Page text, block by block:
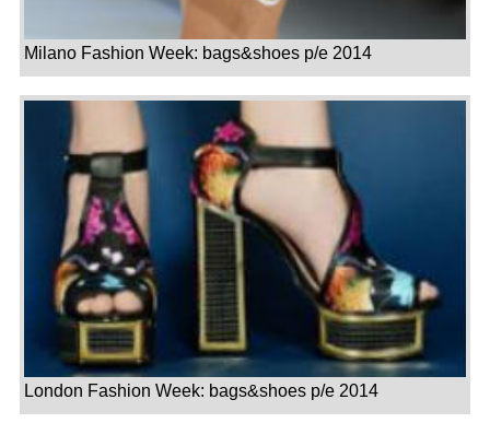
Milano Fashion Week: bags&shoes p/e 2014
London Fashion Week: bags&shoes p/e 2014